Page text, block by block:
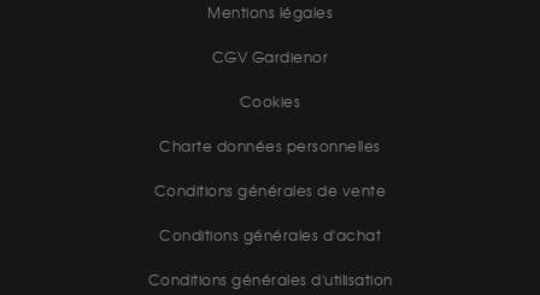
Mentions légales
CGV Gardienor
Cookies
Charte données personnelles
Conditions générales de vente
Conditions générales d'achat
Conditions générales d'utilisation